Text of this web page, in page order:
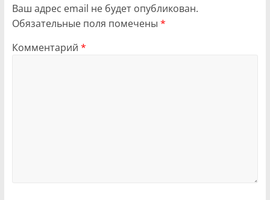
Ваш адрес email не будет опубликован.
Обязательные поля помечены *
Комментарий *